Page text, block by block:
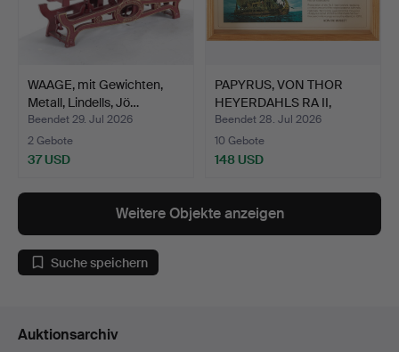
WAAGE, mit Gewichten,
Metall, Lindells, Jö…
Beendet 29. Jul 2026
2 Gebote
37 USD
PAPYRUS, VON THOR
HEYERDAHLS RA II,
vergla…
Beendet 28. Jul 2026
10 Gebote
148 USD
Weitere Objekte anzeigen
Suche speichern
Auktionsarchiv